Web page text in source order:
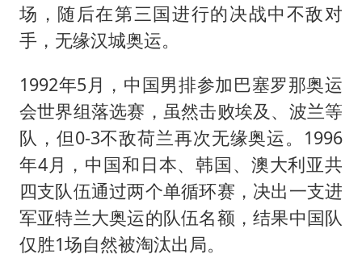
场，随后在第三国进行的决战中不敌对
手，无缘汉城奥运。
1992年5月，中国男排参加巴塞罗那奥运
会世界组落选赛，虽然击败埃及、波兰等
队，但0-3不敌荷兰再次无缘奥运。1996
年4月，中国和日本、韩国、澳大利亚共
四支队伍通过两个单循环赛，决出一支进
军亚特兰大奥运的队伍名额，结果中国队
仅胜1场自然被淘汰出局。